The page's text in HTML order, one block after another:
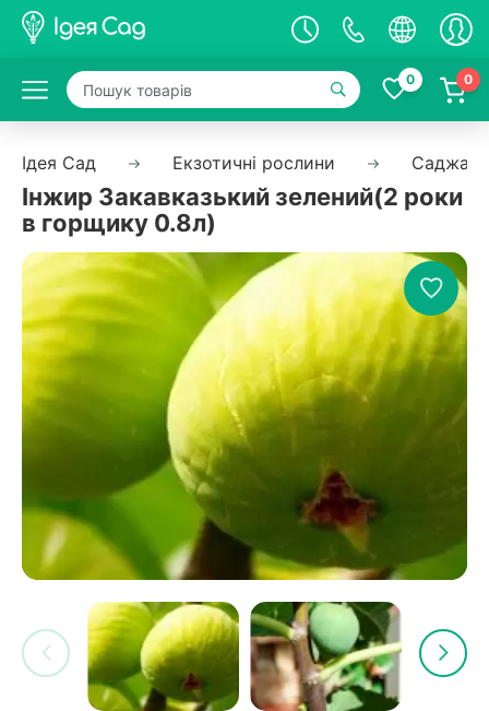
0 0
Ідея Сад Екзотичні рослини
Інжир Закавказький зелений(2 роки
в горщику 0.8л)